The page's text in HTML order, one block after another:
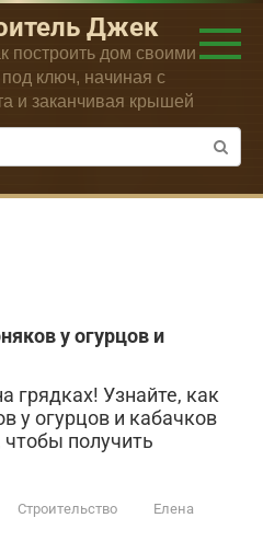
Джек
построить дом своими
ключ, начиная с
и заканчивая крышей
у огурцов и
грядках! Узнайте, как
у огурцов и кабачков
получить
Строительство
Елена